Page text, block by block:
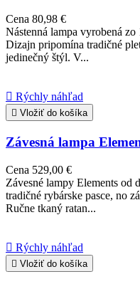
Cena 80,98 €
Nástenná lampa vyrobená
Dizajn pripomína tradičné
jedinečný štýl. V...
 Rýchly náhľad
 Vložiť do košíka
Závesná lampa
Cena 529,00 €
Závesné lampy Elements
tradičné rybárske pasce, no
Ručne tkaný ratan...
 Rýchly náhľad
 Vložiť do košíka